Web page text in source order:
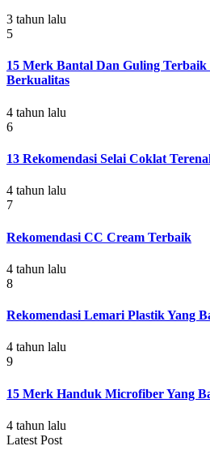
3 tahun lalu
5
15 Merk Bantal Dan Guling
Berkualitas
4 tahun lalu
6
13 Rekomendasi Selai Coklat
4 tahun lalu
7
Rekomendasi CC Cream Terbaik
4 tahun lalu
8
Rekomendasi Lemari Plastik Yang
4 tahun lalu
9
15 Merk Handuk Microfiber Yang
4 tahun lalu
Latest Post